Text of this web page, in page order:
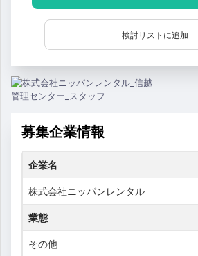
検討リストに追加
募集企業情報
企業名
株式会社ニッパンレンタル
業態
その他